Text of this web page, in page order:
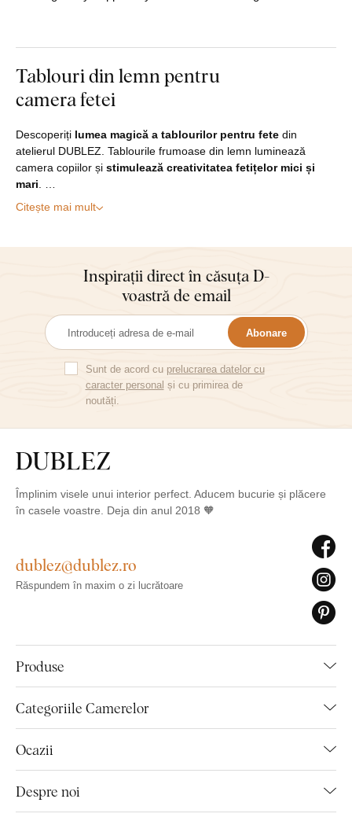
Tablouri din lemn pentru
camera fetei
Descoperiți lumea magică a tablourilor pentru fete din
atelierul DUBLEZ. Tablourile frumoase din lemn luminează
camera copiilor și stimulează creativitatea fetițelor mici și
mari
Citește mai mult
Inspirații direct în căsuța D-
voastră de email
Abonare
Sunt de acord cu prelucrarea datelor cu
caracter personal și cu primirea de
noutăți.
Împlinim visele unui interior perfect. Aducem bucurie și plăcere
în casele voastre. Deja din anul 2018 🧡
Produse
Categoriile Camerelor
Ocazii
Despre noi
dublez@dublez.ro
Răspundem în maxim o zi lucrătoare